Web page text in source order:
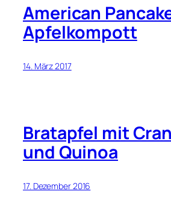
American
Apfelkompott
14. März 2017
Bratapfel mit
und Quinoa
17. Dezember 2016